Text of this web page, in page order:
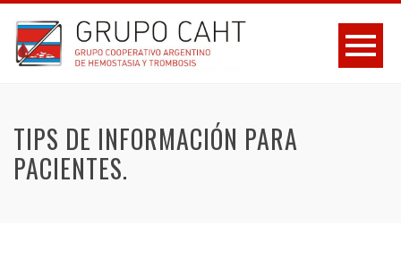
TIPS DE INFORMACIÓN PARA
PACIENTES.